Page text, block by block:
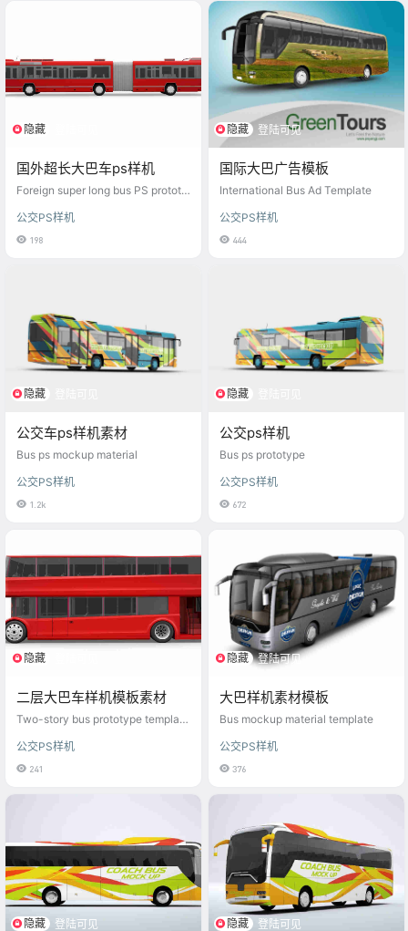
隐藏
国外超长大巴车ps样机
Foreign super long bus PS prototy
公交PS样机
198
隐藏 登陆可见
国际大巴广告模板
International Bus Ad Template
公交PS样机
444
隐藏
公交车ps样机素材
Bus ps mockup material
公交PS样机
1.2k
隐藏
公交ps样机
Bus ps prototype
公交PS样机
672
隐藏
二层大巴车样机模板素材
Two-story bus prototype template
公交PS样机
241
隐藏 登陆可见
大巴样机素材模板
Bus mockup material template
公交PS样机
376
隐藏 登陆可见 隐藏 登陆可见